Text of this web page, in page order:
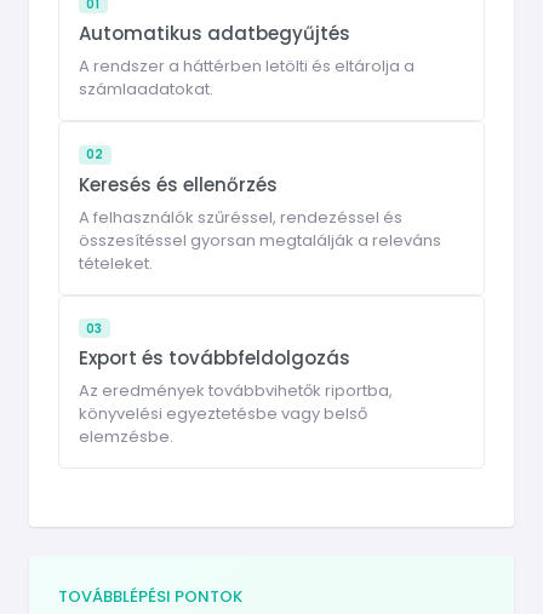
01
Automatikus adatbegyűjtés
A rendszer a háttérben letölti és eltárolja a
számlaadatokat.
02
Keresés és ellenőrzés
A felhasználók szűréssel, rendezéssel és
összesítéssel gyorsan megtalálják a releváns
tételeket.
03
Export és továbbfeldolgozás
Az eredmények továbbvihetők riportba,
könyvelési egyeztetésbe vagy belső
elemzésbe.
TOVÁBBLÉPÉSI PONTOK